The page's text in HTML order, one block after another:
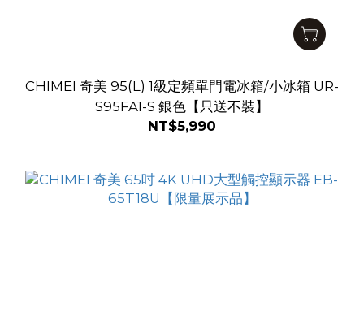
CHIMEI 奇美 95(L) 1級定頻單門電冰箱/小冰箱 UR-
S95FA1-S 銀色【只送不裝】
NT$5,990